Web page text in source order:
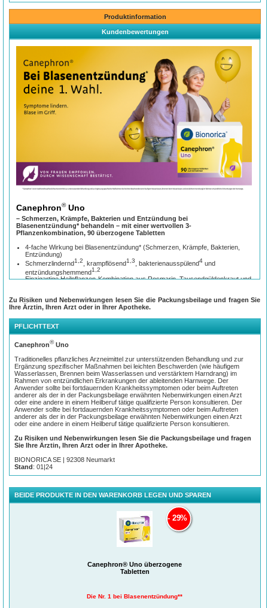
Produktinformation
Kundenbewertungen
Canephron®Uno
– Schmerzen, Krämpfe, Bakterien und Entzündung bei
Blasenentzündung* behandeln – mit einer wertvollen 3-
Pflanzenkombination, 90 überzogene Tabletten
4-fache Wirkung bei Blasenentzündung* (Schmerzen, Krämpfe, Bakterien,
Entzündung)
Schmerzlindernd1,2 , krampflösend1,3 , bakterienausspülend4 und
entzündungshemmend1,2
Einzigartige Heilpflanzen-Kombination aus Rosmarin, Tausendgüldenkraut und
Antibiotikum5,6
Marktführer im Bereich der pflanzlichen Urologika
Langfristige Linderung7,8
Glutenfrei
Sehr gut verträglich und einfach anwendbar
Optimal für die Hausapotheke
Canephron ®Uno – behandelt effektiv eine Harnwegsinfektion und
ihre Symptome
Meist sind Bakterien in der Blase der Auslöser für eine Blasenentzündung.
Hormonveränderungen, eine falsche Hygiene oder ein geschwächtes
Immunsystem können bewirken, dass die Bakterien leichter in die Blase
gelangen und dort eine Entzündung auslösen.
Diese äußert sich in verstärktem Harndrang, Krämpfen im Unterleib und Brennen
® Uno enthält eine Wirkstoffkombination aus 3
Heilpflanzen: Rosmarin, Tausendgüldenkraut und Liebstöckel. Damit lassen sich
Blasenentzündungen* pflanzlich und umfassend behandeln. Es wirkt bei
Schmerzen, Krämpfen, Bakterien und Entzündung.
Canephron
Pflanzliche Arzneimittel sind bewährt bei der Behandlung von
Blasenentzündungen und ihre Wirksamkeit ist inzwischen gut durch Studien
belegt. Die effektive und natürliche 3-Pflanzenkombination aus Rosmarin,
Tausendgüldenkraut und Liebstöckel wirkt 4-fach bei Blasenentzündung*: Sie
löst Krämpfe1,3,spült Bakterien aus
ist seit 2014 Marktführer im Bereich der pflanzlichen Urologika
verantwortlich. Seine Wirkung ist durch Studien belegt auf Augenhöhe mit einem
. So ist dieses zur Behandlung meist nicht notwendig.
% der mit dem Medikament behandelten Personen keine erneute
7,8 Nehmen Sie 3-mal täglich 1 Tablette
Zu Risiken und Nebenwirkungen lesen Sie die Packungsbeilage und fragen Sie
Ihre Ärztin, Ihren Arzt oder in Ihrer Apotheke.
PFLICHTTEXT
Canephron®Uno
Traditionelles pflanzliches Arzneimittel zur unterstützenden Behandlung und zur
Ergänzung spezifischer Maßnahmen bei leichten Beschwerden (wie häufigem
Wasserlassen, Brennen beim Wasserlassen und verstärktem Harndrang) im
Rahmen von entzündlichen Erkrankungen der ableitenden Harnwege. Der
Anwender sollte bei fortdauernden Krankheitssymptomen oder beim Auftreten
anderer als der in der Packungsbeilage erwähnten Nebenwirkungen einen Arzt
oder eine andere in einem Heilberuf tätige qualifizierte Person konsultieren. Der
Anwender sollte bei fortdauernden Krankheitssymptomen oder beim Auftreten
anderer als der in der Packungsbeilage erwähnten Nebenwirkungen einen Arzt
oder eine andere in einem Heilberuf tätige qualifizierte Person konsultieren.
Zu Risiken und Nebenwirkungen lesen Sie die Packungsbeilage und fragen
Sie Ihre Ärztin, Ihren Arzt oder in Ihrer Apotheke.
BIONORICA SE | 92308 Neumarkt
Stand: 01|24
BEIDE PRODUKTE IN DEN WARENKORB LEGEN UND SPAREN
Canephron® Uno überzogene
Tabletten
Die Nr. 1 bei Blasenentzündung**
29%